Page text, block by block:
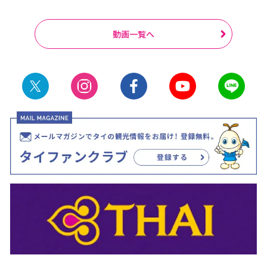
動画一覧へ